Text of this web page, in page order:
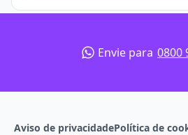
Envie para 0800
Aviso de privacidadePolítica de